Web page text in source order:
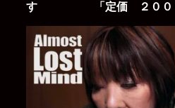
す 「定価 ２０００